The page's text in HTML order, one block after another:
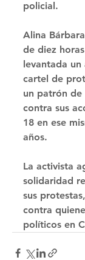
policial.
Alina
de diez
levantada
cartel de
un patrón de
contra sus
18 en ese
años.
La activista
solidaridad
sus
contra
políticos en